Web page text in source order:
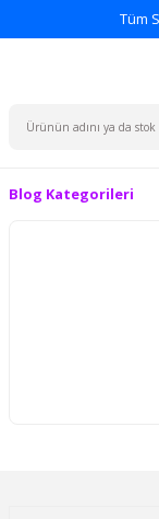
Tüm
Blog Kategorileri